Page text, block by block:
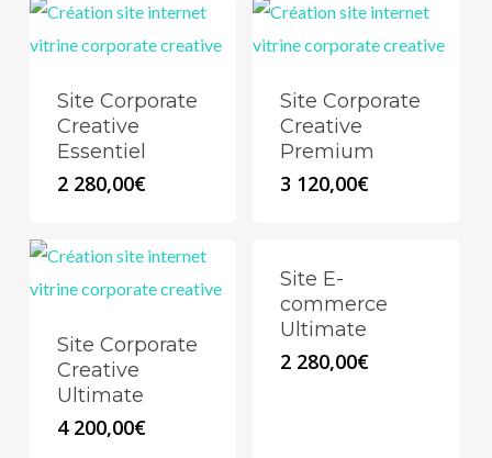
Site Corporate
Creative
Essentiel
2 280,00€
Site Corporate
Creative
Premium
3 120,00€
Site Corporate
Creative
Ultimate
4 200,00€
Site E-
commerce
Ultimate
2 280,00€